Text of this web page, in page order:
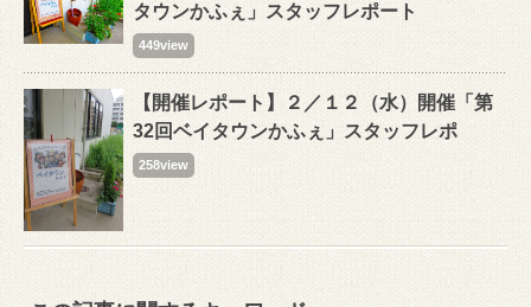
タウンかふぇ」スタッフレポート
449view
【開催レポート】２／１２（水）開催「第
32回ベイタウンかふぇ」スタッフレポ
258view